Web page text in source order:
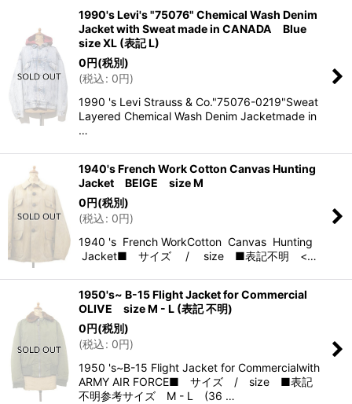
1990's Levi's "75076" Chemical Wash Denim
Jacket with Sweat made in CANADA Blue
size XL (表記 L)
0円(税別)
(税込: 0円)
1990 's Levi Strauss & Co."75076-0219"Sweat
Layered Chemical Wash Denim Jacketmade in
…
1940's French Work Cotton Canvas Hunting
Jacket BEIGE size M
0円(税別)
(税込: 0円)
1940 's French WorkCotton Canvas Hunting
Jacket■ サイズ / size ■表記不明 <…
1950's~ B-15 Flight Jacket for Commercial
OLIVE size M - L (表記 不明)
0円(税別)
(税込: 0円)
1950 's~B-15 Flight Jacket for Commercialwith
ARMY AIR FORCE■ サイズ / size ■表記
不明参考サイズ M - L (36 …